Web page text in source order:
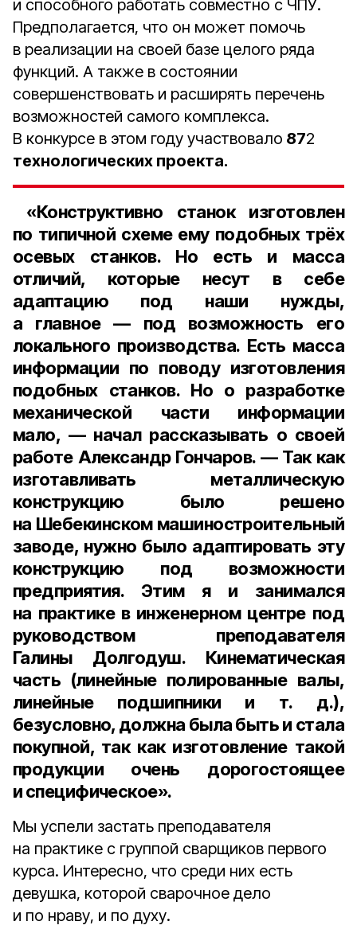
и способного работать совместно с ЧПУ.
Предполагается, что он может помочь
в реализации на своей базе целого ряда
функций. А также в состоянии
совершенствовать и расширять перечень
возможностей самого комплекса.
В конкурсе в этом году участвовало 872
технологических проекта.
«Конструктивно станок изготовлен
по типичной схеме ему подобных трёх
осевых станков. Но есть и масса
отличий, которые несут в себе
адаптацию под наши нужды,
а главное — под возможность его
локального производства. Есть масса
информации по поводу изготовления
подобных станков. Но о разработке
механической части информации
мало, — начал рассказывать о своей
работе Александр Гончаров. — Так как
изготавливать металлическую
конструкцию было решено
на Шебекинском машиностроительный
заводе, нужно было адаптировать эту
конструкцию под возможности
предприятия. Этим я и занимался
на практике в инженерном центре под
руководством преподавателя
Галины Долгодуш. Кинематическая
часть (линейные полированные валы,
линейные подшипники и т. д.),
безусловно, должна была быть и стала
покупной, так как изготовление такой
продукции очень дорогостоящее
и специфическое».
Мы успели застать преподавателя
на практике с группой сварщиков первого
курса. Интересно, что среди них есть
девушка, которой сварочное дело
и по нраву, и по духу.